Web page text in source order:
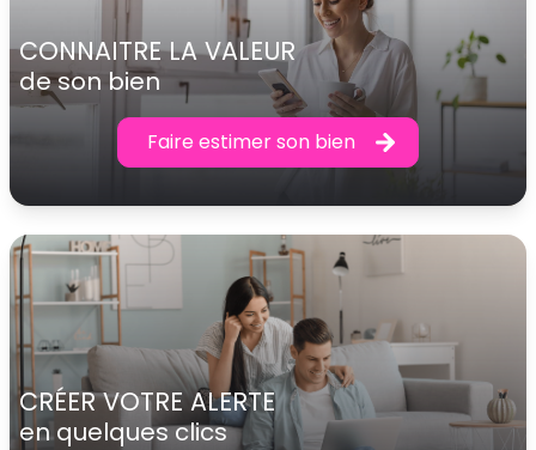
CONNAITRE LA VALEUR
de son bien
Faire estimer son bien
CRÉER VOTRE ALERTE
en quelques clics